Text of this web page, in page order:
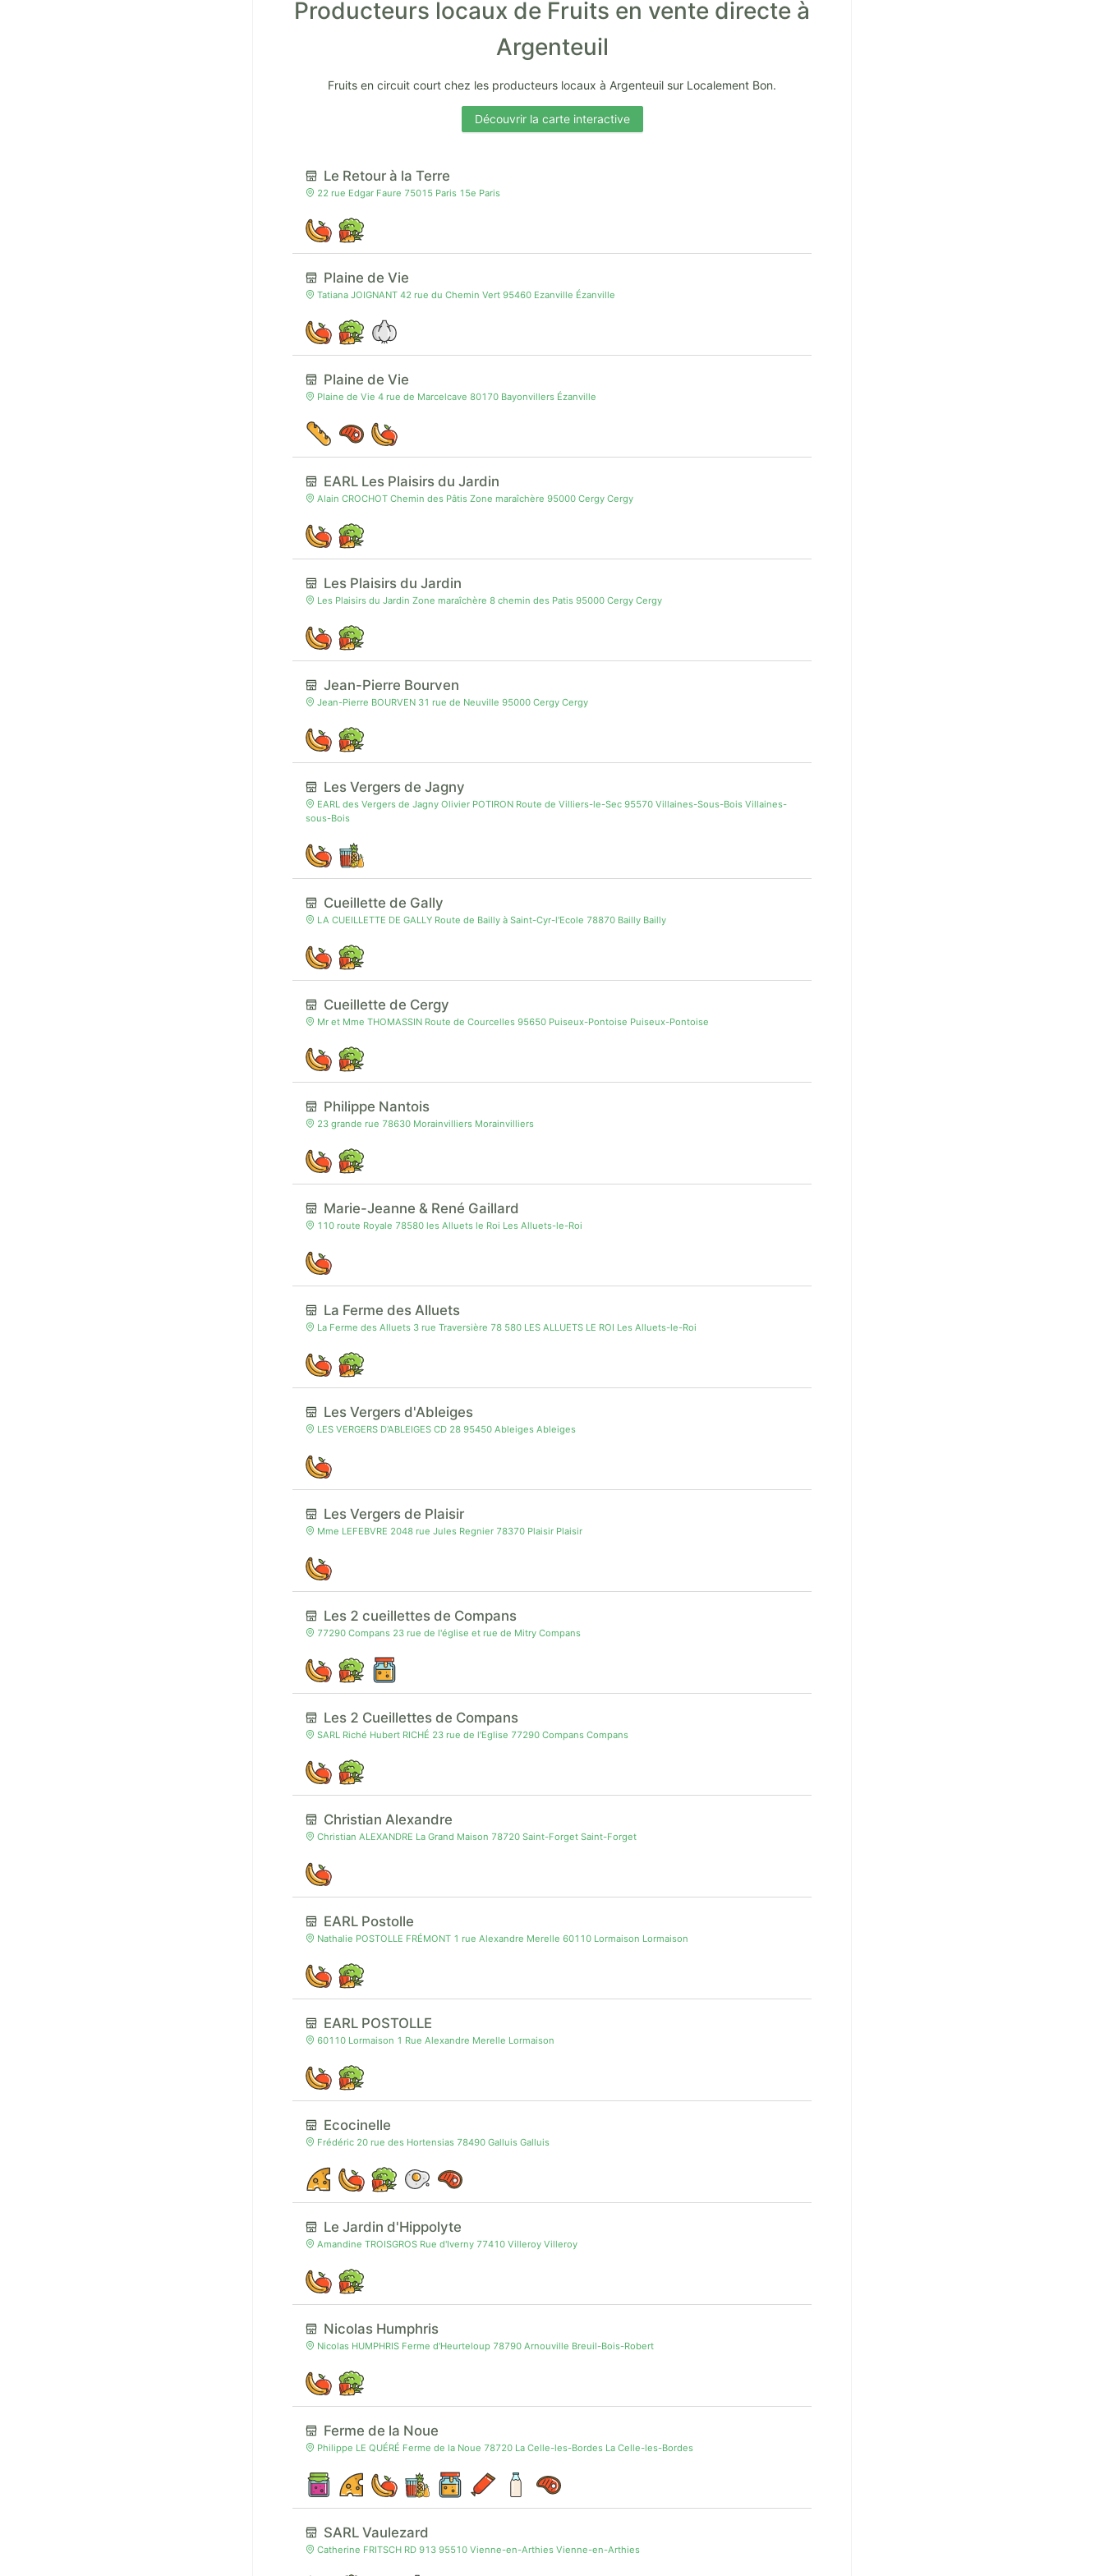
Producteurs locaux de Fruits en vente directe à
Argenteuil
Fruits en circuit court chez les producteurs locaux à Argenteuil sur Localement Bon.
Découvrir la carte interactive
Le Retour à la Terre
22 rue Edgar Faure 75015 Paris 15e Paris
Plaine de Vie
Tatiana JOIGNANT 42 rue du Chemin Vert 95460 Ezanville Ézanville
Plaine de Vie
Plaine de Vie 4 rue de Marcelcave 80170 Bayonvillers Ézanville
EARL Les Plaisirs du Jardin
Alain CROCHOT Chemin des Pâtis Zone maraîchère 95000 Cergy Cergy
Les Plaisirs du Jardin
Les Plaisirs du Jardin Zone maraîchère 8 chemin des Patis 95000 Cergy Cergy
Jean-Pierre Bourven
Jean-Pierre BOURVEN 31 rue de Neuville 95000 Cergy Cergy
Les Vergers de Jagny
EARL des Vergers de Jagny Olivier POTIRON Route de Villiers-le-Sec 95570 Villaines-Sous-Bois Villaines-
sous-Bois
Cueillette de Gally
LA CUEILLETTE DE GALLY Route de Bailly à Saint-Cyr-l'Ecole 78870 Bailly Bailly
Cueillette de Cergy
Mr et Mme THOMASSIN Route de Courcelles 95650 Puiseux-Pontoise Puiseux-Pontoise
Philippe Nantois
23 grande rue 78630 Morainvilliers Morainvilliers
Marie-Jeanne & René Gaillard
110 route Royale 78580 les Alluets le Roi Les Alluets-le-Roi
La Ferme des Alluets
La Ferme des Alluets 3 rue Traversière 78 580 LES ALLUETS LE ROI Les Alluets-le-Roi
Les Vergers d'Ableiges
LES VERGERS D'ABLEIGES CD 28 95450 Ableiges Ableiges
Les Vergers de Plaisir
Mme LEFEBVRE 2048 rue Jules Regnier 78370 Plaisir Plaisir
Les 2 cueillettes de Compans
77290 Compans 23 rue de l'église et rue de Mitry Compans
Les 2 Cueillettes de Compans
SARL Riché Hubert RICHÉ 23 rue de l'Eglise 77290 Compans Compans
Christian Alexandre
Christian ALEXANDRE La Grand Maison 78720 Saint-Forget Saint-Forget
EARL Postolle
Nathalie POSTOLLE FRÉMONT 1 rue Alexandre Merelle 60110 Lormaison Lormaison
EARL POSTOLLE
60110 Lormaison 1 Rue Alexandre Merelle Lormaison
Ecocinelle
Frédéric 20 rue des Hortensias 78490 Galluis Galluis
Le Jardin d'Hippolyte
Amandine TROISGROS Rue d'Iverny 77410 Villeroy Villeroy
Nicolas Humphris
Nicolas HUMPHRIS Ferme d'Heurteloup 78790 Arnouville Breuil-Bois-Robert
Ferme de la Noue
Philippe LE QUÉRÉ Ferme de la Noue 78720 La Celle-les-Bordes La Celle-les-Bordes
SARL Vaulezard
Catherine FRITSCH RD 913 95510 Vienne-en-Arthies Vienne-en-Arthies